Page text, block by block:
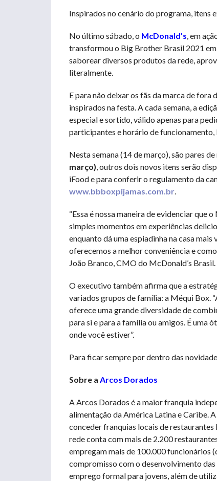
Inspirados no cenário do programa, itens
No último sábado, o McDonald’s, em
transformou o Big Brother Brasil 2021
saborear diversos produtos da rede,
literalmente.
E para não deixar os fãs da marca de
inspirados na festa. A cada semana, a
especial e sortido, válido apenas para
participantes e horário de
Nesta semana (14 de março), são pares de
março), outros dois novos itens serão
iFood e para conferir o regulamento da
www.bbboxpijamas.com.br.
“Essa é nossa maneira de evidenciar que
simples momentos em experiências
enquanto dá uma espiadinha na casa
oferecemos a melhor conveniência e
João Branco, CMO do McDonald’s Brasil.
O executivo também afirma que a
variados grupos de família: a Méqui Box.
oferece uma grande diversidade de
para si e para a família ou amigos. É uma
onde você estiver”.
Para ficar sempre por dentro das
Sobre a Arcos Dorados
A Arcos Dorados é a maior franquia
alimentação da América Latina e Caribe.
conceder franquias locais de
rede conta com mais de 2.200
empregam mais de 100.000 funcionários
compromisso com o desenvolvimento
emprego formal para jovens, além de